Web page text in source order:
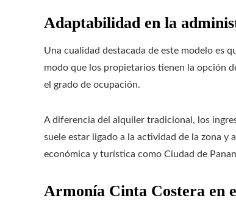
Adaptabilidad en la
Una cualidad destacada de este modelo es
modo que los propietarios tienen la opción
el grado de ocupación.
A diferencia del alquiler tradicional, los
suele estar ligado a la actividad de la zona y
económica y turística como Ciudad de
Armonía Cinta Costera en